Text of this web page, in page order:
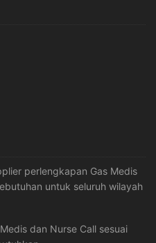
perlengkapan Gas Medis
untuk seluruh wilayah
dan Nurse Call sesuai